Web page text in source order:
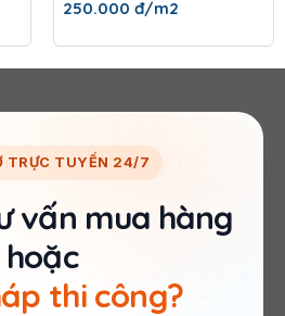
250.000 đ/m2
TRỰC TUYẾN 24/7
vấn mua hàng
hoặc
thi công?